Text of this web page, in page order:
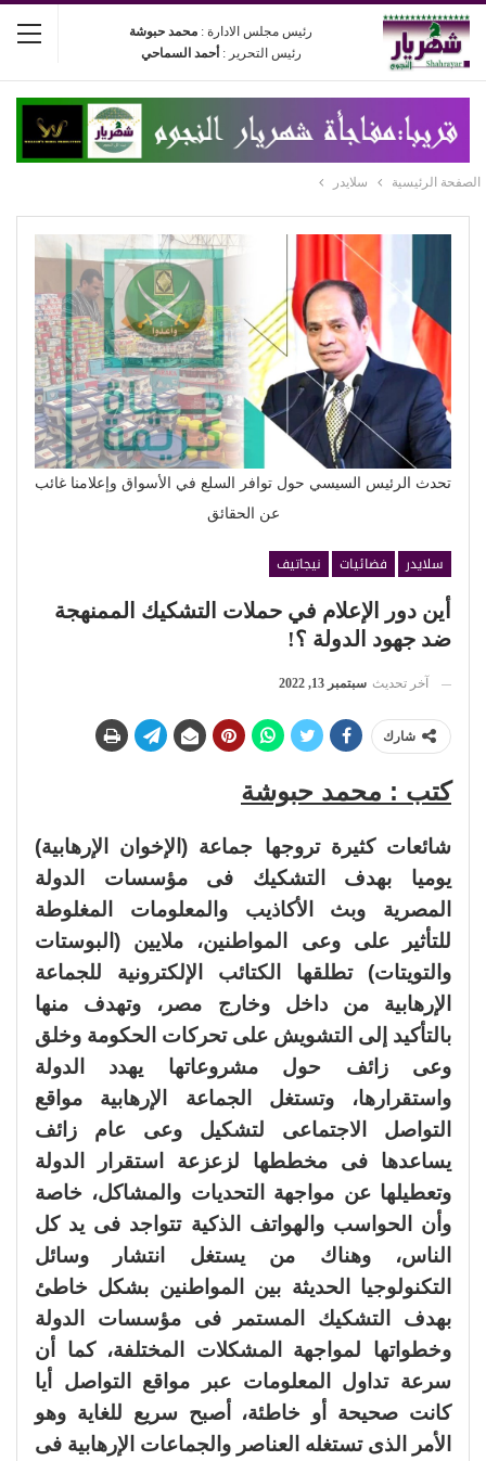
رئيس مجلس الادارة : محمد حبوشة
رئيس التحرير : أحمد السماحي
الصفحة الرئيسية سلايدر
تحدث الرئيس السيسي حول توافر السلع في الأسواق وإعلامنا غائب
عن الحقائق
سلايدر فضائيات
نيجاتيف
أين دور الإعلام في حملات التشكيك الممنهجة
ضد جهود الدولة ؟!
آخر تحديث سبتمبر 13, 2022
شارك
كتب : محمد حبوشة
شائعات كثيرة تروجها جماعة (الإخوان الإرهابية)
يوميا بهدف التشكيك فى مؤسسات الدولة
المصرية وبث الأكاذيب والمعلومات المغلوطة
للتأثير على وعى المواطنين، ملايين (البوستات
والتويتات) تطلقها الكتائب الإلكترونية للجماعة
الإرهابية من داخل وخارج مصر، وتهدف منها
بالتأكيد إلى التشويش على تحركات الحكومة وخلق
وعى زائف حول مشروعاتها يهدد الدولة
واستقرارها، وتستغل الجماعة الإرهابية مواقع
التواصل الاجتماعى لتشكيل وعى عام زائف
يساعدها فى مخططها لزعزعة استقرار الدولة
وتعطيلها عن مواجهة التحديات والمشاكل، خاصة
وأن الحواسب والهواتف الذكية تتواجد فى يد كل
الناس، وهناك من يستغل انتشار وسائل
التكنولوجيا الحديثة بين المواطنين بشكل خاطئ
بهدف التشكيك المستمر فى مؤسسات الدولة
وخطواتها لمواجهة المشكلات المختلفة، كما أن
سرعة تداول المعلومات عبر مواقع التواصل أيا
كانت صحيحة أو خاطئة، أصبح سريع للغاية وهو
الأمر الذى تستغله العناصر والجماعات الإرهابية فى